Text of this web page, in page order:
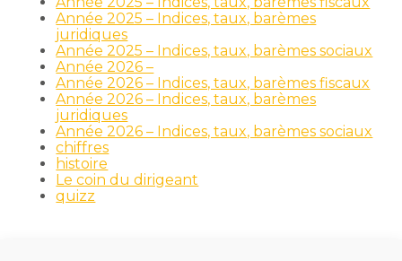
Année 2025 – Indices, taux, barèmes
juridiques
Année 2025 – Indices, taux, barèmes sociaux
Année 2026 –
Année 2026 – Indices, taux, barèmes fiscaux
Année 2026 – Indices, taux, barèmes
juridiques
Année 2026 – Indices, taux, barèmes sociaux
chiffres
histoire
Le coin du dirigeant
quizz